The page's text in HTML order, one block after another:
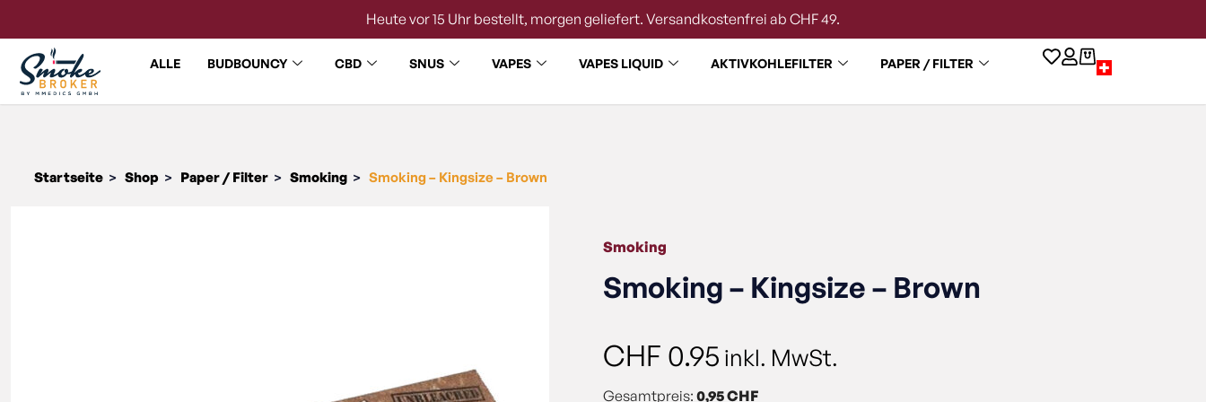
Heute vor 15 Uhr bestellt, morgen geliefert. Versandkostenfrei ab CHF 49.
ALLE BUDBOUNCY CBD SNUS VAPES VAPES LIQUID AKTIVKOHLEFILTER PAPER / FILTER
Startseite > Shop > Paper / Filter > Smoking > Smoking – Kingsize – Brown
Smoking
Smoking – Kingsize – Brown
CHF 0.95 inkl. MwSt.
Gesamtpreis: 0,95 CHF